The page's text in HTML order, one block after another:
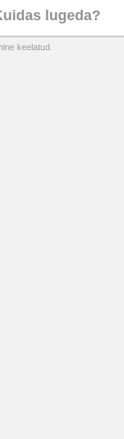
lugeda?
keelatud.